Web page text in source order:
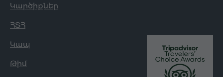
Կարծիքներ
ՀՏՀ
Կապ
Թիմ